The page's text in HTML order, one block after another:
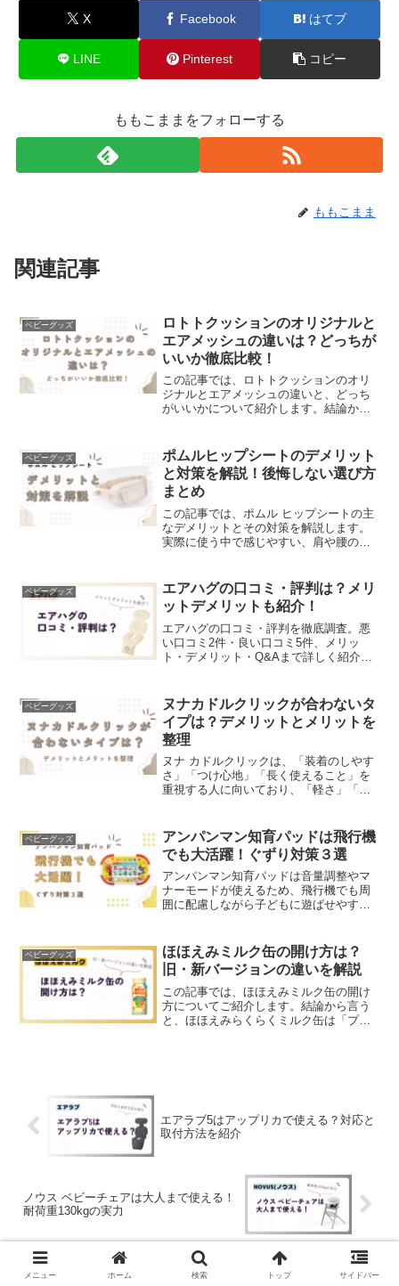
X Facebook はてブ
LINE Pinterest コピー
ももこままをフォローする
ももこまま
関連記事
ベビーグッズ
ロトトクッションのオリジナルと
エアメッシュの違いは？どっちが
いいか徹底比較！
この記事では、ロトトクッションのオリ
ジナルとエアメッシュの違いと、どっち
がいいかについて紹介します。結論から
「通気性や汗対策を重視して一年中使い
やすい方がいい」人はエア...
ベビーグッズ
ポムルヒップシートのデメリット
と対策を解説！後悔しない選び方
まとめ
この記事では、ポムル ヒップシートの主
なデメリットとその対策を解説します。
実際に使う中で感じやすい、肩や腰の負
ど、デメリットをできるだけ軽くする具
体的な方法もまとめてい...
ベビーグッズ
エアハグの口コミ・評判は？メリ
ットデメリットも紹介！
エアハグの口コミ・評判を徹底調査。悪
い口コミ2件・良い口コミ5件、メリッ
ト・デメリット・Q&Aまで詳しく紹介し
ベビーグッズ
ヌナカドルクリックが合わないタ
イプは？デメリットとメリットを
整理
ヌナ カドルクリックは、「装着のしやす
さ」「つけ心地」「長く使えること」を
重視する人に向いており、「軽さ」「価
トな抱っこ紐を選びたい人や、予算を抑
えたい人にはデメリット...
ベビーグッズ
アンパンマン知育パッドは飛行機
でも大活躍！ぐずり対策３選
アンパンマン知育パッドは音量調整やマ
ナーモードが使えるため、飛行機でも周
囲に配慮しながら子どもに遊ばせやすい
でも扱いやすく、長時間フライトの心強
い味方になってくれます。...
ベビーグッズ
ほほえみミルク缶の開け方は？
旧・新バージョンの違いを解説
この記事では、ほほえみミルク缶の開け
方についてご紹介します。結論から言う
と、ほほえみらくらくミルク缶は「プル
エアラブ5はアップリカで使える？対応と
取付方法を紹介
ノウス ベビーチェアは大人まで使える！
耐荷重130kgの実力
ホーム ベビーグッズ
メニュー ホーム 検索 トップ サイドバー